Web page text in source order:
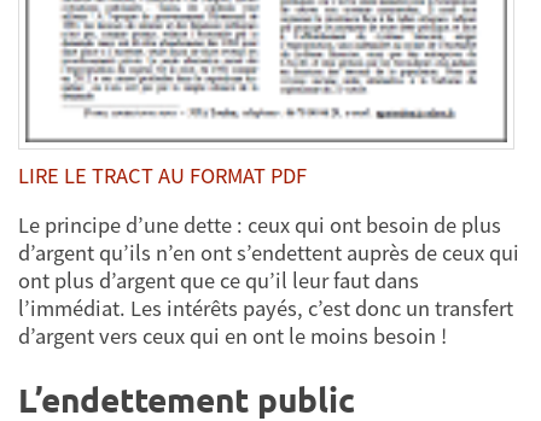
LIRE LE TRACT AU FORMAT PDF
Le principe d’une dette : ceux qui ont besoin de plus
d’argent qu’ils n’en ont s’endettent auprès de ceux qui
ont plus d’argent que ce qu’il leur faut dans
l’immédiat. Les intérêts payés, c’est donc un transfert
d’argent vers ceux qui en ont le moins besoin !
L’endettement public